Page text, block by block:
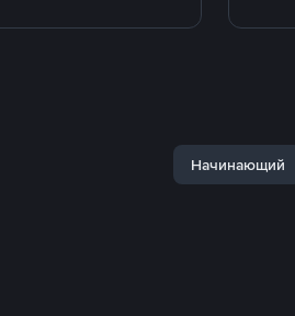
Начинающий